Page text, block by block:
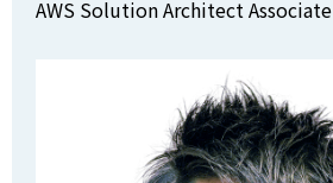
AWS Solution Architect Associate